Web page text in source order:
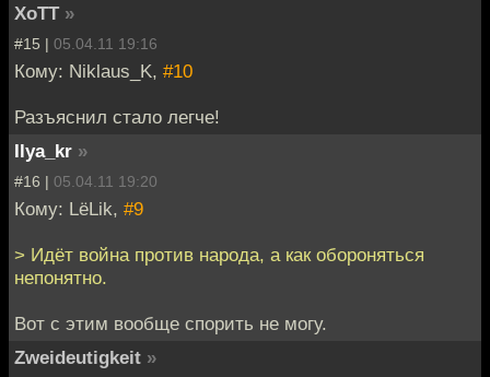
XoTT »
#15 | 05.04.11 19:16
Кому: Niklaus_K, #10
Разъяснил стало легче!
Ilya_kr »
#16 | 05.04.11 19:20
Кому: LёLik, #9
> Идёт война против народа, а как обороняться
непонятно.
Вот с этим вообще спорить не могу.
Zweideutigkeit »